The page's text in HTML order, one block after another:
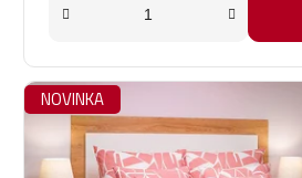
NOVINKA